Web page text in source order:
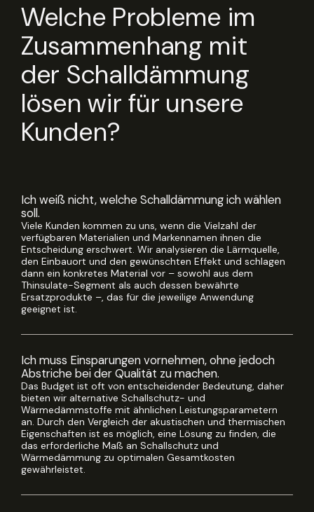
Welche Probleme im
Zusammenhang mit
der Schalldämmung
lösen wir für unsere
Kunden?
Ich weiß nicht, welche Schalldämmung ich wählen
soll.
Viele Kunden kommen zu uns, wenn die Vielzahl der
verfügbaren Materialien und Markennamen ihnen die
Entscheidung erschwert. Wir analysieren die Lärmquelle,
den Einbauort und den gewünschten Effekt und schlagen
dann ein konkretes Material vor – sowohl aus dem
Thinsulate-Segment als auch dessen bewährte
Ersatzprodukte –, das für die jeweilige Anwendung
geeignet ist.
Ich muss Einsparungen vornehmen, ohne jedoch
Abstriche bei der Qualität zu machen.
Das Budget ist oft von entscheidender Bedeutung, daher
bieten wir alternative Schallschutz- und
Wärmedämmstoffe mit ähnlichen Leistungsparametern
an. Durch den Vergleich der akustischen und thermischen
Eigenschaften ist es möglich, eine Lösung zu finden, die
das erforderliche Maß an Schallschutz und
Wärmedämmung zu optimalen Gesamtkosten
gewährleistet.